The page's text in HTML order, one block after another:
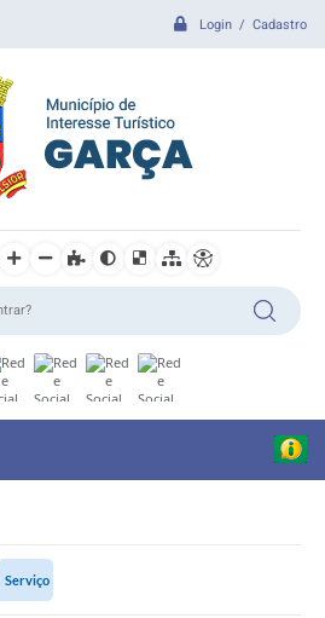
Login / Cadastro
Serviço